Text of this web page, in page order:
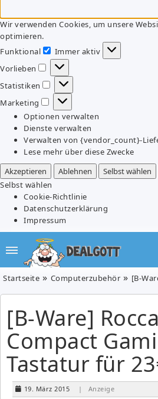
Wir verwenden Cookies, um unsere
optimieren.
Funktional
Funktional
Immer aktiv
Vorlieben
Vorlieben
Statistiken
Statistiken
Marketing
Marketing
Optionen verwalten
Dienste verwalten
Verwalten von {vendor_count}-
Lese mehr über diese Zwecke
Akzeptieren
Ablehnen Selbst wählen
Selbst wählen
Cookie-Richtlinie
Datenschutzerklärung
Impressum
Startseite Computerzubehör [B-Ware] Roccat
[B-Ware]
Compact
Tastatur für
19. März 2015 | Anzeige